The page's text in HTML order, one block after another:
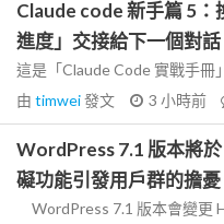
Claude code 新手篇 5
進度」交接給下一個對話
這是「Claude Code 實戰手冊
由 timwei發文 3 小時前
WordPress 7.1 版本將
礙功能引發用戶群的擔憂
WordPress 7.1 版本會變更